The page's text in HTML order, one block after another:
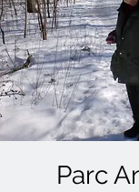
Parc